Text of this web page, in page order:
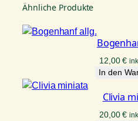
Ähnliche Produkte
12,00€
In den
Clivia
20,00€